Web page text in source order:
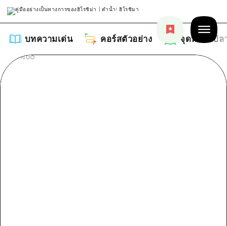
บทความเด่น คอร์สตัวอย่าง จุดหมายปล